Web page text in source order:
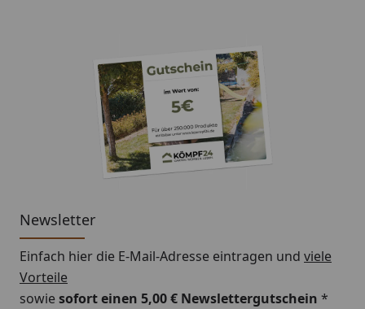
Newsletter
Einfach hier die E-Mail-Adresse eintragen und viele
Vorteile
sowiesofort einen 5,00 € Newslettergutschein *